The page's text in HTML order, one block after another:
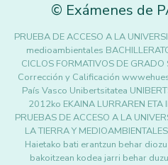
© Exámenes de
PRUEBA DE ACCESO A LA
medioambientales
CICLOS FORMATIVOS DE
Corrección y Calificación
País Vasco Unibertsitatea
2012ko EKAINA LURRAREN ETA
PRUEBAS DE ACCESO A LA
LA TIERRA Y
Haietako bati erantzun behar
bakoitzean kodea jarri behar